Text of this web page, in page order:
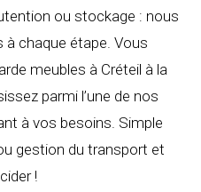
ou stockage : nous
chaque étape. Vous
meubles à Créteil à la
parmi l’une de nos
à vos besoins. Simple
gestion du transport et
!